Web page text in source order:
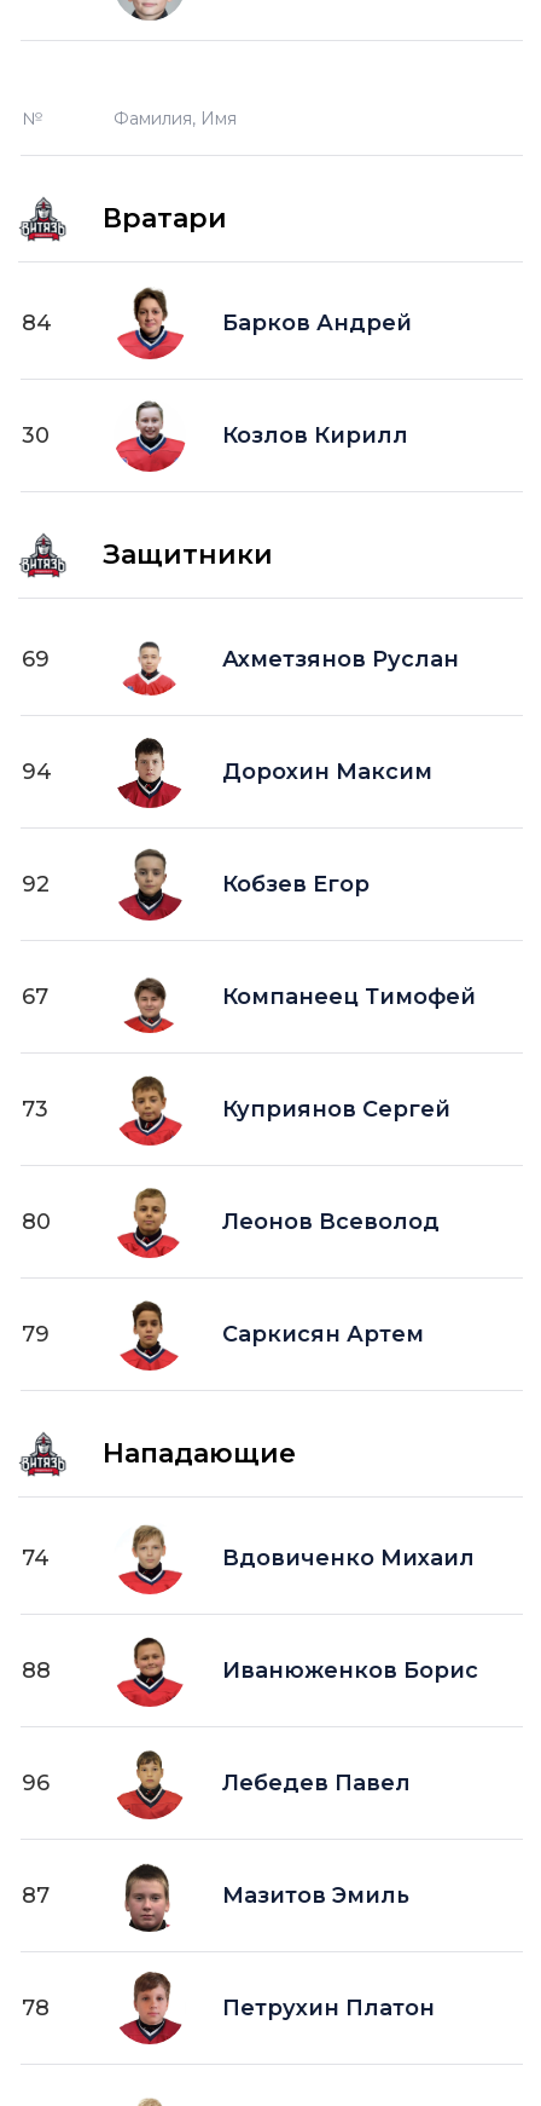
№ Фамилия, Имя
Вратари
84 Барков Андрей
30 Козлов Кирилл
Защитники
69 Ахметзянов Руслан
94 Дорохин Максим
92 Кобзев Егор
67 Компанеец Тимофей
73 Куприянов Сергей
80 Леонов Всеволод
79 Саркисян Артем
Нападающие
74 Вдовиченко Михаил
88 Иванюженков Борис
96 Лебедев Павел
87 Мазитов Эмиль
78 Петрухин Платон